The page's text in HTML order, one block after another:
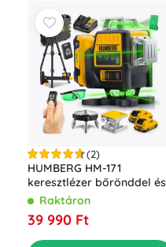
(2)
HUMBERG HM-171
keresztlézer bőrönddel és
állvánnyal, 4D 16 vonal,
Raktáron
39 990 Ft